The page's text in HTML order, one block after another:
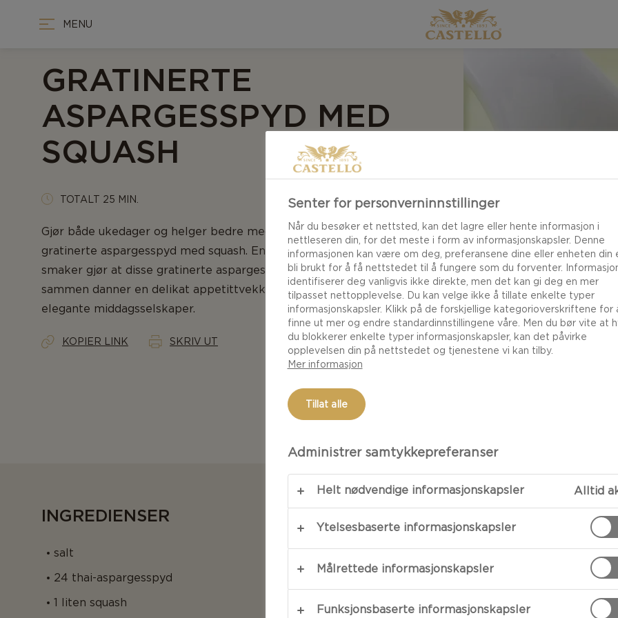
MENU
GRATINERTE
ASPARGESSPYD MED
SQUASH
TOTALT 25 MIN.
Gjør både ukedager og helger bedre med denne oppskriften på
gratinerte aspargesspyd med squash. Enkel tilberedelse og sterke
smaker gjør at disse gratinerte aspargesspydene med squash
sammen danner en delikat appetittvekker som er perfekt i
elegante middagsselskaper.
KOPIER LINK SKRIV UT
INGREDIENSER
salt
24 thai-aspargesspyd
1 liten squash
Tilberedelse
Vask
Senter for personverninnstillinger
Når du besøker et nettsted, kan det lagre eller hente informasjon i
nettleseren din, for det meste i form av informasjonskapsler. Denne
informasjonen kan være om deg, preferansene dine eller enheten din
bli brukt for å få nettstedet til å fungere som du forventer.
identifiserer deg vanligvis ikke direkte, men det kan gi deg en mer
tilpasset nettopplevelse. Du kan velge ikke å tillate enkelte typer
informasjonskapsler. Klikk på de forskjellige kategorioverskriftene for
finne ut mer og endre standardinnstillingene våre. Men du bør vite at
du blokkerer enkelte typer informasjonskapsler, kan det påvirke
opplevelsen din på nettstedet og tjenestene vi kan tilby.
Mer informasjon
Tillat alle
Administrer samtykkepreferanser
Helt nødvendige informasjonskapsler Alltid
Ytelsesbaserte informasjonskapsler
Målrettede informasjonskapsler
Funksjonsbaserte informasjonskapsler